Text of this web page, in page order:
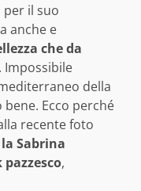
il suo
anche e
che da
. Impossibile
della
Ecco perché
recente foto
Sabrina
,